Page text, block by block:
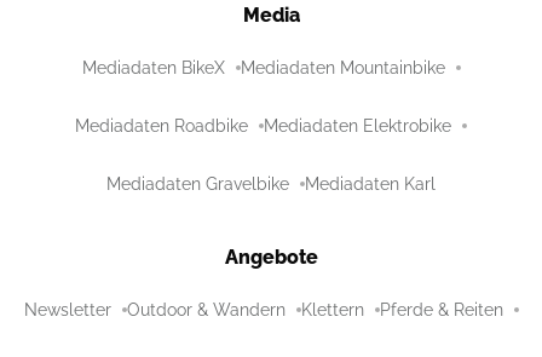
Media
Mediadaten BikeX Mediadaten Mountainbike
Mediadaten Roadbike Mediadaten Elektrobike
Mediadaten Gravelbike Mediadaten Karl
Angebote
Newsletter Outdoor & Wandern Klettern Pferde & Reiten